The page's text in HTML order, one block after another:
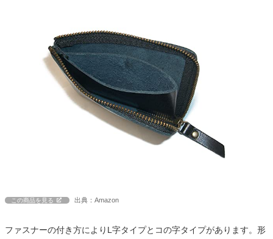
この商品を見る 出典：Amazon
ファスナーの付き方によりL字タイプとコの字タイプがあります。形